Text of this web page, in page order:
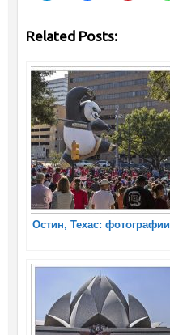
Related Posts:
Остин, Техас: фотографии